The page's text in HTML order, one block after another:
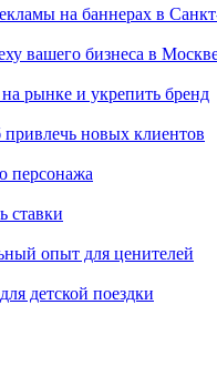
на баннерах в
вашего бизнеса в
рынке и укрепить бренд
новых клиентов
персонажа
ставки
опыт для ценителей
детской поездки